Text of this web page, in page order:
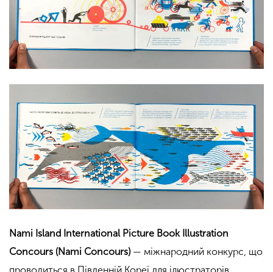
Nami Island International Picture Book Illustration
Concours (Nami Concours)— міжнародний конкурс, що